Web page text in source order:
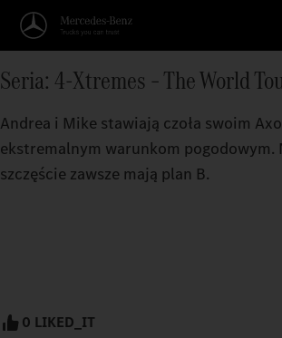
Seria: 4-Xtremes – The World
Andrea i Mike stawiają czoła swoim
ekstremalnym warunkom pogodowym.
szczęście zawsze mają plan B.
0 LIKED_IT